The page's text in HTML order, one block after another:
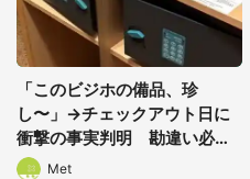
「このビジホの備品、珍
し〜」→チェックアウト日に
衝撃の事実判明 勘違い必至
の光景に14万人困惑
Met